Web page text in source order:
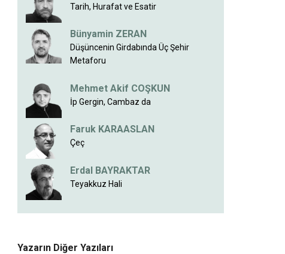
Tarih, Hurafat ve Esatir
Bünyamin ZERAN
Düşüncenin Girdabında Üç Şehir
Metaforu
Mehmet Akif COŞKUN
İp Gergin, Cambaz da
Faruk KARAASLAN
Çeç
Erdal BAYRAKTAR
Teyakkuz Hali
Yazarın Diğer Yazıları